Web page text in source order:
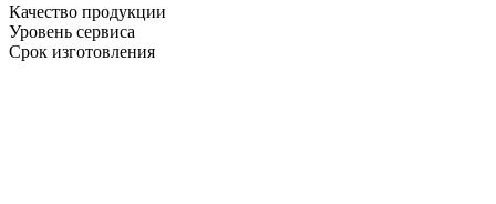
Качество продукции
Уровень сервиса
Срок изготовления